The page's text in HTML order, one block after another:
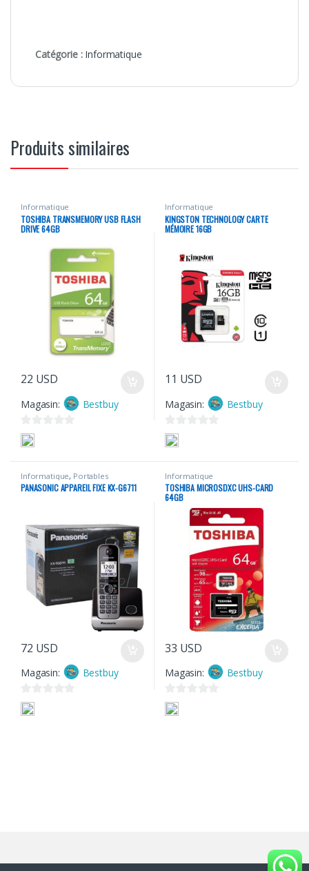
Catégorie : Informatique
Produits similaires
Informatique
TOSHIBA TRANSMEMORY USB FLASH
DRIVE 64GB
22 USD
Magasin: Bestbuy
0
s
r
5
Informatique
KINGSTON TECHNOLOGY CARTE
MÉMOIRE 16GB
11 USD
Magasin: Bestbuy
0
s
r
5
Informatique, Portables
PANASONIC APPAREIL FIXE KX-G6711
72 USD
Magasin: Bestbuy
0
s
Informatique
TOSHIBA MICROSDXC UHS-CARD
64GB
33 USD
Magasin: Bestbuy
0
s